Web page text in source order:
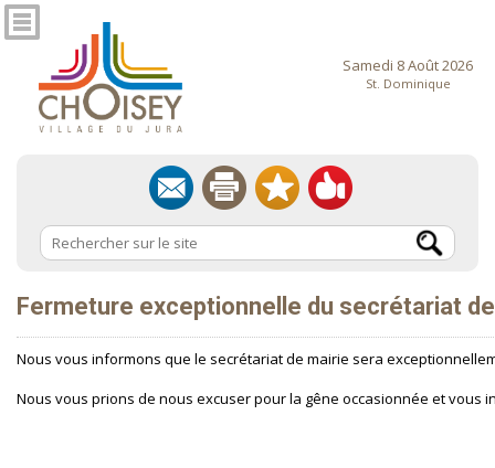
Samedi 8 Août 2026
St. Dominique
Fermeture exceptionnelle du secrétariat
Nous vous informons que le secrétariat de mairie sera
Nous vous prions de nous excuser pour la gêne occasionnée et